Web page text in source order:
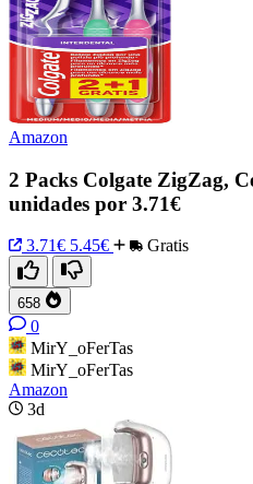
Amazon
2 Packs Colgate ZigZag,
unidades por 3.71€
3.71€ 5.45€ Gratis
658
0
MirY_oFerTas
MirY_oFerTas
Amazon
3d